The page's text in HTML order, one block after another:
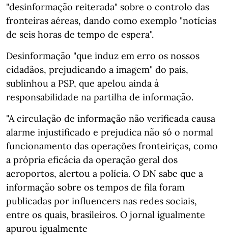
"desinformação reiterada" sobre o controlo das
fronteiras aéreas, dando como exemplo "notícias
de seis horas de tempo de espera".
Desinformação "que induz em erro os nossos
cidadãos, prejudicando a imagem" do país,
sublinhou a PSP, que apelou ainda à
responsabilidade na partilha de informação.
"A circulação de informação não verificada causa
alarme injustificado e prejudica não só o normal
funcionamento das operações fronteiriças, como
a própria eficácia da operação geral dos
aeroportos, alertou a polícia. O DN sabe que a
informação sobre os tempos de fila foram
publicadas por influencers nas redes sociais,
entre os quais, brasileiros. O jornal igualmente
apurou igualmente